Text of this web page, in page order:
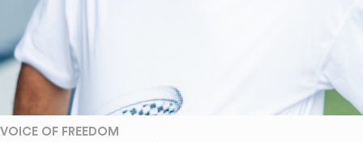
VOICE OF FREEDOM